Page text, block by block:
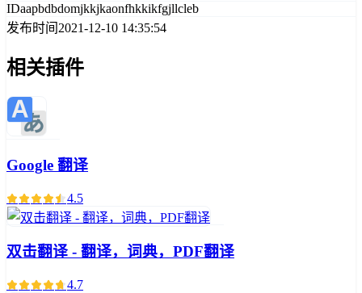
IDaapbdbdomjkkjkaonfhkkikfgjllcleb
发布时间 2021-12-10 14:35:54
相关插件
Google 翻译
4.5
双击翻译 - 翻译，词典，PDF翻译
4.7